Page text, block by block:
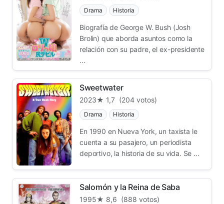
Drama Historia
Biografía de George W. Bush (Josh
Brolin) que aborda asuntos como la
relación con su padre, el ex-presidente
...
Sweetwater
2023★ 1,7 (204 votos)
Drama Historia
En 1990 en Nueva York, un taxista le
cuenta a su pasajero, un periodista
deportivo, la historia de su vida. Se ...
Salomón y la Reina de Saba
1995★ 8,6 (888 votos)